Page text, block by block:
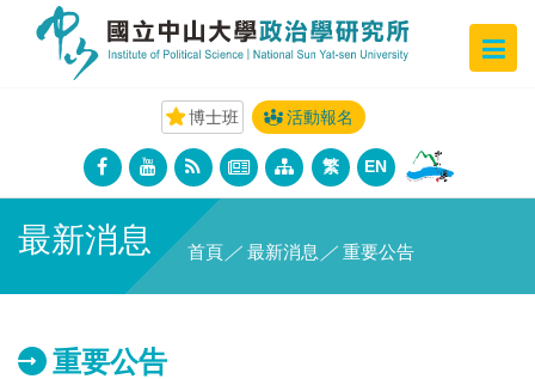
博士班 活動報名
繁 EN
最新消息 首頁 ／ 最新消息 ／ 重要公告
重要公告